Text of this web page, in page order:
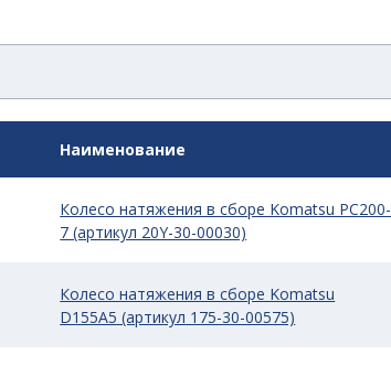
Наименование
Колесо натяжения в сборе Komatsu PC200-
7 (артикул 20Y-30-00030)
Колесо натяжения в сборе Komatsu
D155A5 (артикул 175-30-00575)